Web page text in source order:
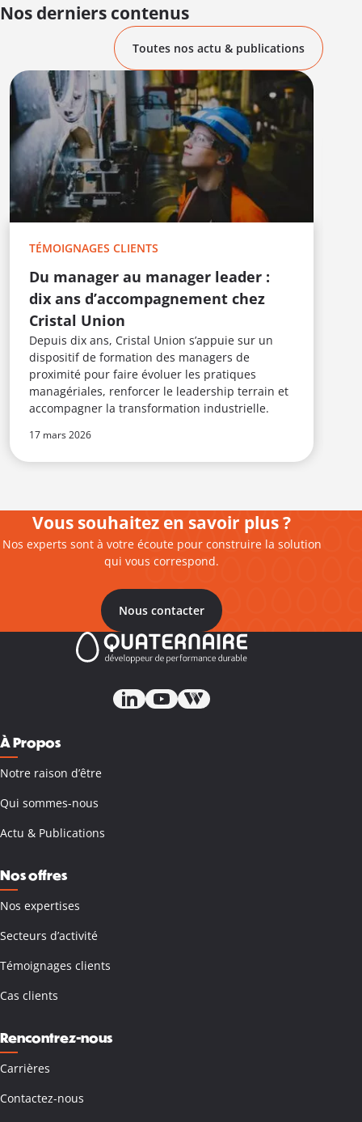
Nos derniers contenus
Toutes nos actu & publications
TÉMOIGNAGES CLIENTS
Du manager au manager leader :
dix ans d’accompagnement chez
Cristal Union
Depuis dix ans, Cristal Union s’appuie sur un
dispositif de formation des managers de
proximité pour faire évoluer les pratiques
managériales, renforcer le leadership terrain et
accompagner la transformation industrielle.
17 mars 2026
Vous souhaitez en savoir plus ?
Nos experts sont à votre écoute pour construire la solution
qui vous correspond.
Nous contacter
À Propos
Notre raison d’être
Qui sommes-nous
Actu & Publications
Nos offres
Nos expertises
Secteurs d’activité
Témoignages clients
Cas clients
Rencontrez-nous
Carrières
Contactez-nous